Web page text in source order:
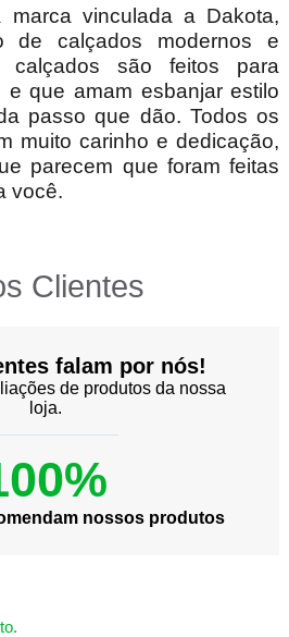
vinculada a Dakota,
de calçados modernos e
calçados são feitos para
e que amam esbanjar estilo
passo que dão. Todos os
muito carinho e dedicação,
parecem que foram feitas
você.
Clientes
falam por nós!
de produtos da nossa
loja.
nossos produtos